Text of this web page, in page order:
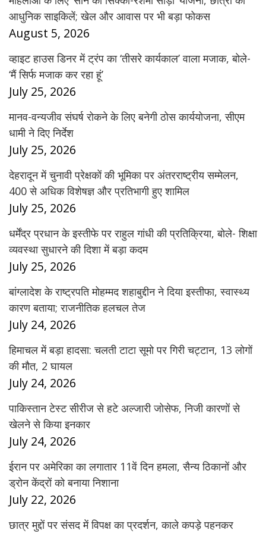
आधुनिक साइकिलें; खेल और आवास पर भी बड़ा फोकस
August 5, 2026
व्हाइट हाउस डिनर में ट्रंप का ‘तीसरे कार्यकाल’ वाला मजाक, बोले-
‘मैं सिर्फ मजाक कर रहा हूं’
July 25, 2026
मानव-वन्यजीव संघर्ष रोकने के लिए बनेगी ठोस कार्ययोजना, सीएम
धामी ने दिए निर्देश
July 25, 2026
देहरादून में चुनावी प्रेक्षकों की भूमिका पर अंतरराष्ट्रीय सम्मेलन,
400 से अधिक विशेषज्ञ और प्रतिभागी हुए शामिल
July 25, 2026
धर्मेंद्र प्रधान के इस्तीफे पर राहुल गांधी की प्रतिक्रिया, बोले- शिक्षा
व्यवस्था सुधारने की दिशा में बड़ा कदम
July 25, 2026
बांग्लादेश के राष्ट्रपति मोहम्मद शहाबुद्दीन ने दिया इस्तीफा, स्वास्थ्य
कारण बताया; राजनीतिक हलचल तेज
July 24, 2026
हिमाचल में बड़ा हादसा: चलती टाटा सूमो पर गिरी चट्टान, 13 लोगों
की मौत, 2 घायल
July 24, 2026
पाकिस्तान टेस्ट सीरीज से हटे अल्जारी जोसेफ, निजी कारणों से
खेलने से किया इनकार
July 24, 2026
ईरान पर अमेरिका का लगातार 11वें दिन हमला, सैन्य ठिकानों और
ड्रोन केंद्रों को बनाया निशाना
July 22, 2026
छात्र मुद्दों पर संसद में विपक्ष का प्रदर्शन, काले कपड़े पहनकर